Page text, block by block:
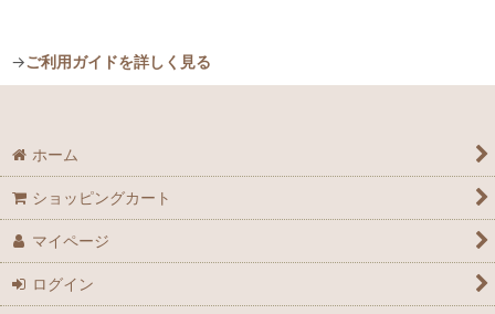
→ご利用ガイドを詳しく見る
ホーム
ショッピングカート
マイページ
ログイン